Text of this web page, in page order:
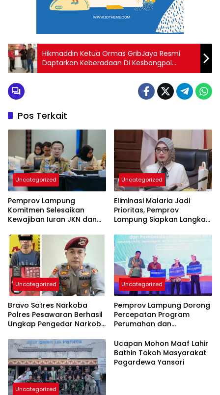
Hikmaddin Ketua Ormas GribJaya Resmi
Daptarkan Keberadaan Di Kesbangpol
Pesawaran
Pos Terkait
Uncategorized
Pemprov Lampung
Komitmen Selesaikan
Kewajiban Iuran JKN dan
Kepesertaan BPJS
Kesehatan
Uncategorized
Eliminasi Malaria Jadi
Prioritas, Pemprov
Lampung Siapkan Langkah
Uncategorized
Bravo Satres Narkoba
Polres Pesawaran Berhasil
Ungkap Pengedar Narkoba
Uncategorized
Pemprov Lampung Dorong
Percepatan Program
Perumahan dan
Rakyat
Uncategorized
Ucapan Mohon Maaf Lahir
Bathin Tokoh Masyarakat
Pagardewa Yansori